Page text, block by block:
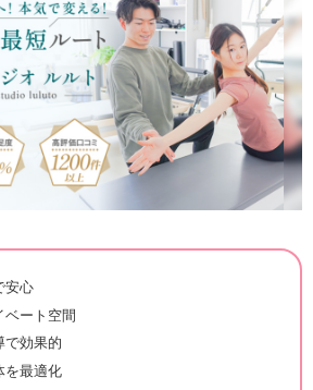
安心
ベート空間
で効果的
を最適化